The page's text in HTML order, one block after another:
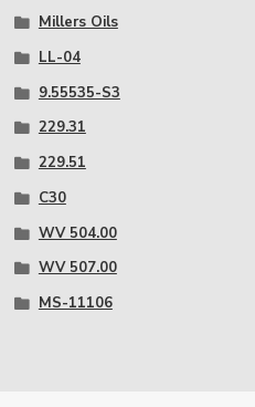
Millers Oils
LL-04
9.55535-S3
229.31
229.51
C30
WV 504.00
WV 507.00
MS-11106